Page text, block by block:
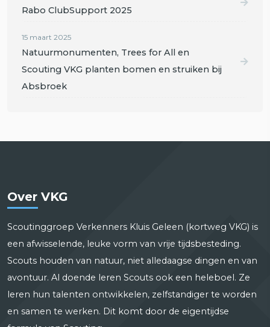
Rabo ClubSupport 2025
15 maart 2025
Natuurmonumenten, Trees for All en
Scouting VKG planten bomen en struiken bij
Absbroek
Over VKG
Scoutinggroep Verkenners Kluis Geleen (kortweg VKG) is
een afwisselende, leuke vorm van vrije tijdsbesteding.
Scouts houden van natuur, niet alledaagse dingen en van
avontuur. Al doende leren Scouts ook een heleboel. Ze
leren hun talenten ontwikkelen, zelfstandiger te worden
en samen te werken. Dit komt door de eigentijdse